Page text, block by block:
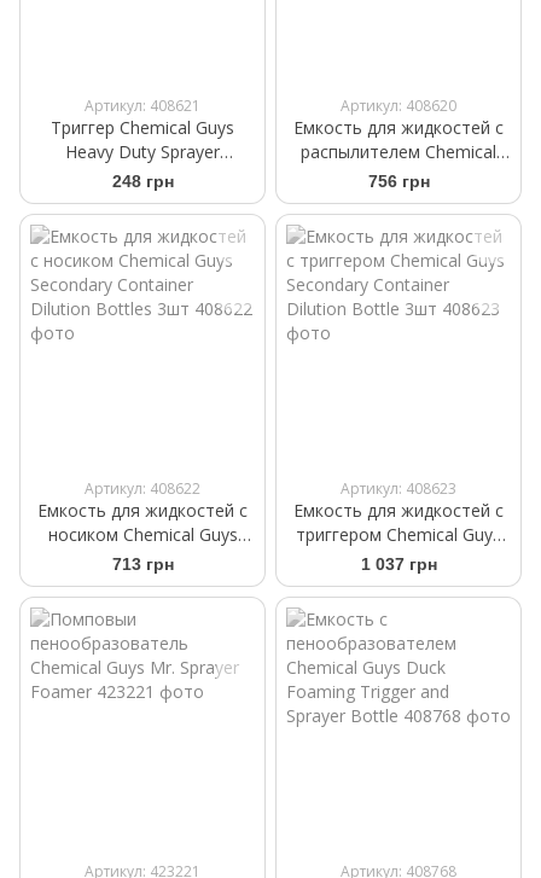
Артикул: 408621
Триггер Chemical Guys
Heavy Duty Sprayer
промышленный химически
стойкий
248 грн
Артикул: 408620
Емкость для жидкостей с
распылителем Chemical
Guys Secondary Container
Dilution Bottle 3шт
756 грн
Артикул: 408622
Емкость для жидкостей с
носиком Chemical Guys
Secondary Container
Dilution Bottles 3шт
713 грн
Артикул: 408623
Емкость для жидкостей с
триггером Chemical Guys
Secondary Container
Dilution Bottle 3шт
1 037 грн
Артикул: 423221 Артикул: 408768